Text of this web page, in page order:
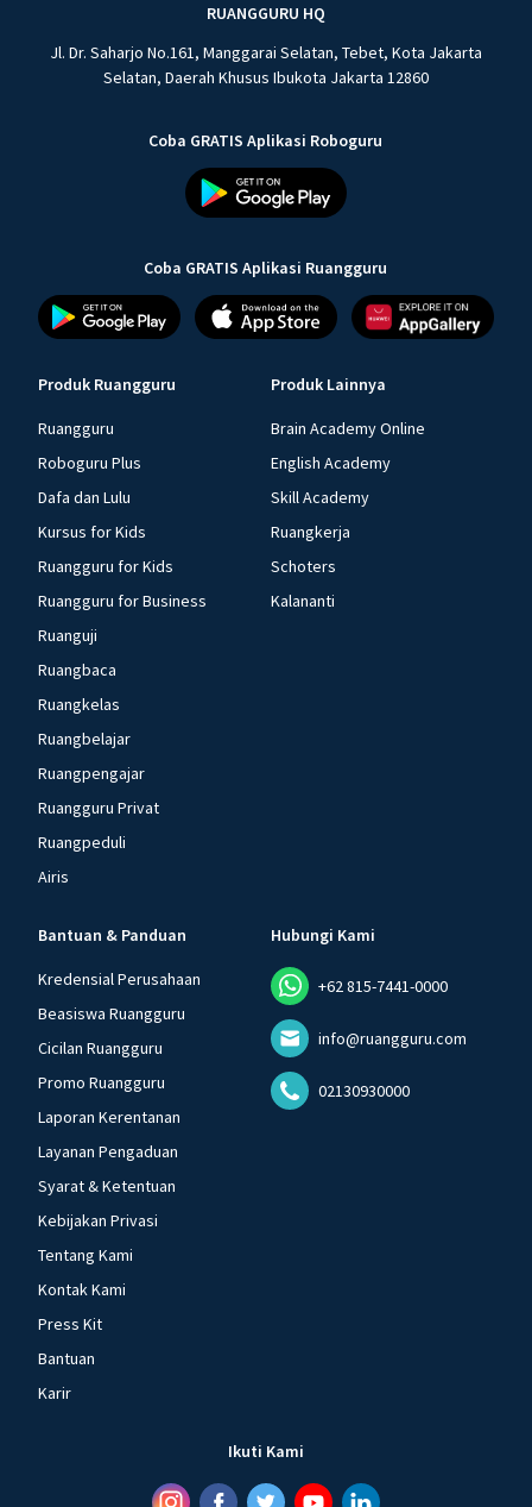
RUANGGURU HQ
Jl. Dr. Saharjo No.161, Manggarai Selatan, Tebet, Kota Jakarta
Selatan, Daerah Khusus Ibukota Jakarta 12860
Coba GRATIS Aplikasi Roboguru
Coba GRATIS Aplikasi Ruangguru
Produk Ruangguru
Ruangguru
Roboguru Plus
Dafa dan Lulu
Kursus for Kids
Ruangguru for Kids
Ruangguru for Business
Ruanguji
Ruangbaca
Ruangkelas
Ruangbelajar
Ruangpengajar
Ruangguru Privat
Ruangpeduli
Airis
Produk Lainnya
Brain Academy Online
English Academy
Skill Academy
Ruangkerja
Schoters
Kalananti
Bantuan & Panduan
Kredensial Perusahaan
Beasiswa Ruangguru
Cicilan Ruangguru
Promo Ruangguru
Laporan Kerentanan
Layanan Pengaduan
Syarat & Ketentuan
Kebijakan Privasi
Tentang Kami
Kontak Kami
Press Kit
Bantuan
Karir
Hubungi Kami
+62 815-7441-0000
info@ruangguru.com
02130930000
Ikuti Kami